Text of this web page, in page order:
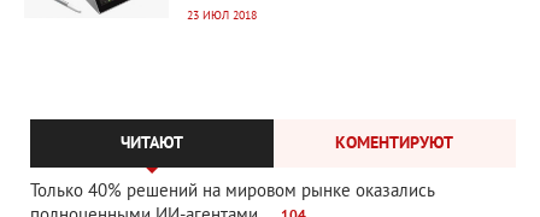
23 ИЮЛ 2018
ЧИТАЮТ КОМЕНТИРУЮТ
Только 40% решений на мировом рынке оказались